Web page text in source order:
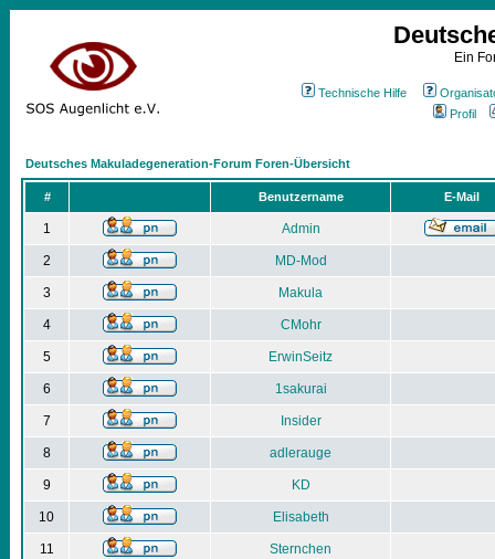
Ein
Technische Hilfe
Profil
Deutsches Makuladegeneration-Forum Foren-Übersicht
# Benutzername E-Mail
1 Admin
2 MD-Mod
3 Makula
4 CMohr
5 ErwinSeitz
6 1sakurai
7 Insider
8 adlerauge
9 KD
10 Elisabeth
11 Sternchen